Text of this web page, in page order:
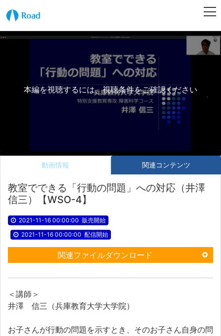
本編を視聴するには、視聴条件をご確認ください
動画情報 関連コンテンツ
教室でできる「行動の問題」への対応（井澤
信三）【WSO-4】
2021-11-16 00:00:00 販売開始
2021-11-16 00:00:00 配信開始
関連ファイルダウンロード
＜講師＞
井澤 信三（兵庫教育大学大学院）
お子さんが行動の問題を示すとき、そのお子さん自身の問